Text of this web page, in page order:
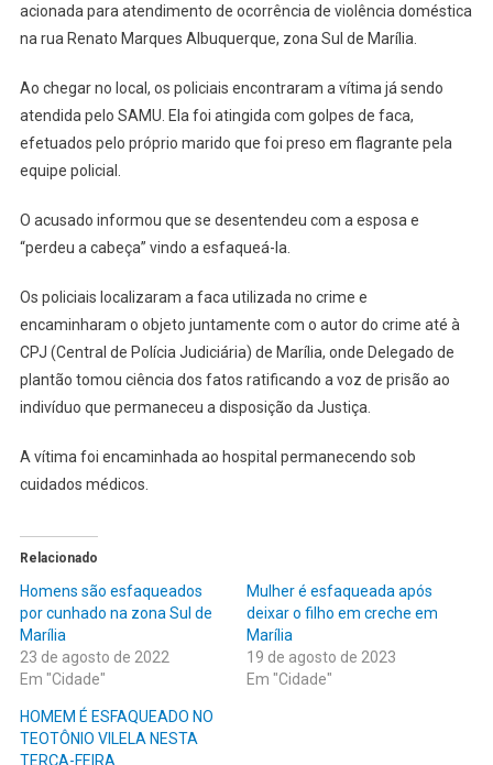
acionada para atendimento de ocorrência de violência doméstica
na rua Renato Marques Albuquerque, zona Sul de Marília.
Ao chegar no local, os policiais encontraram a vítima já sendo
atendida pelo SAMU. Ela foi atingida com golpes de faca,
efetuados pelo próprio marido que foi preso em flagrante pela
equipe policial.
O acusado informou que se desentendeu com a esposa e
“perdeu a cabeça” vindo a esfaqueá-la.
Os policiais localizaram a faca utilizada no crime e
encaminharam o objeto juntamente com o autor do crime até à
CPJ (Central de Polícia Judiciária) de Marília, onde Delegado de
plantão tomou ciência dos fatos ratificando a voz de prisão ao
indivíduo que permaneceu a disposição da Justiça.
A vítima foi encaminhada ao hospital permanecendo sob
cuidados médicos.
Relacionado
Homens são esfaqueados
por cunhado na zona Sul de
Marília
23 de agosto de 2022
Em "Cidade"
Mulher é esfaqueada após
deixar o filho em creche em
Marília
19 de agosto de 2023
Em "Cidade"
HOMEM É ESFAQUEADO NO
TEOTÔNIO VILELA NESTA
TERÇA-FEIRA